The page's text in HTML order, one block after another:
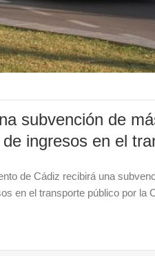
subvención de
ingresos en el
de Cádiz recibirá una
en el transporte público por